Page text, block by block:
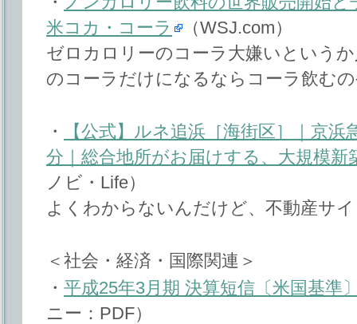
米コカ・コーラ
（WSJ.com）
ゼロカロリーのコーラ大嫌いという
のコーラだけになるならコーラ飲む
・
【公式】ルネ追浜［海街区］｜京
分｜総合地所がお届けする、大規模新
ノビ・Life）
よくわからないんだけど、不動産サ
＜社会・経済・国際関連＞
・ 平成25年3月期 決算短信〔米国基準
ニー：PDF）